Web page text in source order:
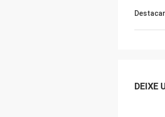
Destacar
DEIXE